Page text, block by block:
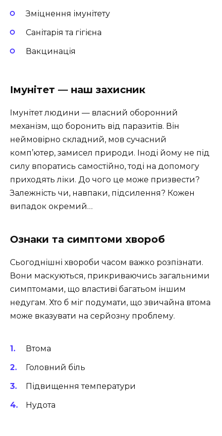
Зміцнення імунітету
Санітарія та гігієна
Вакцинація
Імунітет — наш захисник
Імунітет людини — власний оборонний
механізм, що боронить від паразитів. Він
неймовірно складний, мов сучасний
комп’ютер, замисел природи. Іноді йому не під
силу впоратись самостійно, тоді на допомогу
приходять ліки. До чого це може призвести?
Залежність чи, навпаки, підсилення? Кожен
випадок окремий…
Ознаки та симптоми хвороб
Сьогоднішні хвороби часом важко розпізнати.
Вони маскуються, прикриваючись загальними
симптомами, що властиві багатьом іншим
недугам. Хто б міг подумати, що звичайна втома
може вказувати на серйозну проблему.
Втома
Головний біль
Підвищення температури
Нудота